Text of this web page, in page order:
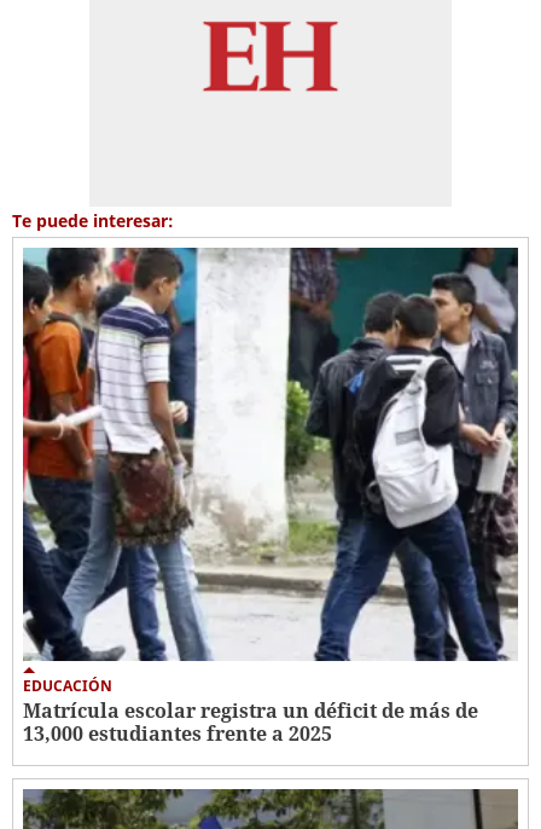
Te puede interesar:
EDUCACIÓN
Matrícula escolar registra un déficit de más de
13,000 estudiantes frente a 2025